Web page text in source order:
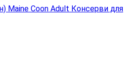
Maine Coon Adult Консерви для